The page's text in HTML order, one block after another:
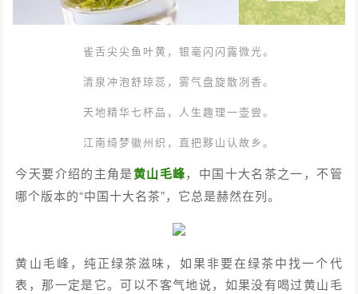
雀舌尖尖鱼叶黄，银毫闪闪露微光。
清泉冲泡舒琼蕊，雾气盘旋散冽香。
天地精华七杯品，人生趣理一壶尝。
江南绮梦徽州织，直把黟山认故乡。
今天要介绍的主角是黄山毛峰，中国十大名茶之一，不管
哪个版本的“中国十大名茶”，它总是赫然在列。
黄山毛峰，纯正绿茶滋味，如果非要在绿茶中找一个代
表，那一定是它。可以不客气地说，如果没有喝过黄山毛